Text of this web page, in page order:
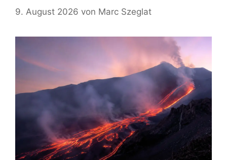
9. August 2026 von Marc Szeglat